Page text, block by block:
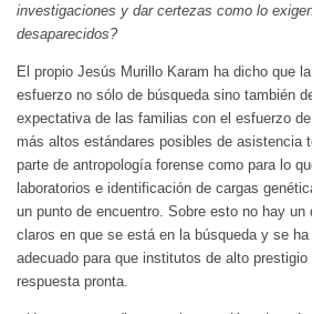
investigaciones y dar certezas como lo
desaparecidos?
El propio Jesús Murillo Karam ha dicho que
esfuerzo no sólo de búsqueda sino también
expectativa de las familias con el esfuerzo
más altos estándares posibles de asistencia
parte de antropología forense como para lo
laboratorios e identificación de cargas
un punto de encuentro. Sobre esto no hay un
claros en que se está en la búsqueda y se
adecuado para que institutos de alto
respuesta pronta.